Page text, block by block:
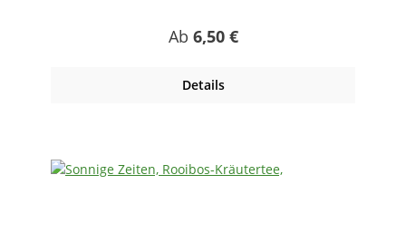
Regulärer Preis:
Ab 6,50 €
Details